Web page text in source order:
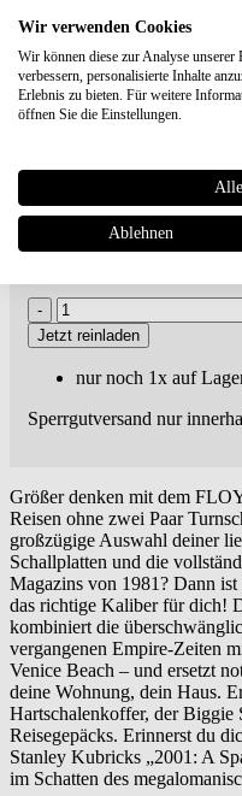
Floyd Trunk
White"
inkl. MwSt., zuzügl.
Artikel-Nr.: FL2401-
Jetzt reinladen
nur noch 1x auf
Sperrgutversand nur
Größer denken mit dem
Reisen ohne zwei Paar
großzügige Auswahl deiner
Schallplatten und die
Magazins von 1981? Dann
das richtige Kaliber für dich!
kombiniert die
vergangenen Empire-Zeiten
Venice Beach – und ersetzt
deine Wohnung, dein Haus.
Hartschalenkoffer, der Biggie
Reisegepäcks. Erinnerst du
Stanley Kubricks „2001: A
im Schatten des
Wir verwenden Cookies
Wir können diese zur Analyse unserer
verbessern, personalisierte Inhalte
Erlebnis zu bieten. Für weitere
öffnen Sie die Einstellungen.
Ablehnen